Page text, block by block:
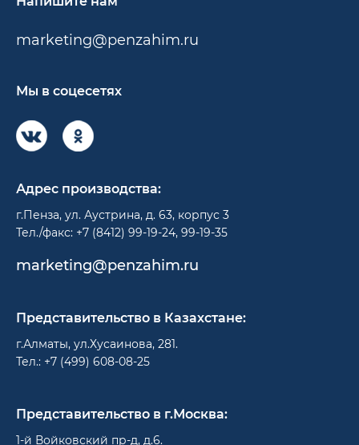
marketing@penzahim.ru
Мы в соцесетях
Адрес производства:
г.Пенза, ул. Аустрина, д. 63, корпус 3
Тел./факс: +7 (8412) 99-19-24, 99-19-35
marketing@penzahim.ru
Представительство в Казахстане:
г.Алматы, ул.Хусаинова, 281.
Тел.: +7 (499) 608-08-25
Представительство в г.Москва:
1-й Войковский пр-д, д.6.